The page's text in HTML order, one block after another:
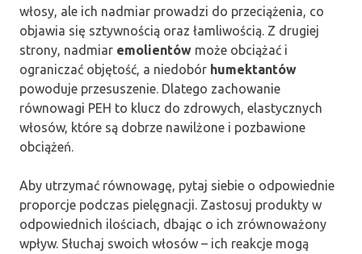
włosy, ale ich nadmiar prowadzi do przeciążenia, co
objawia się sztywnością oraz łamliwością. Z drugiej
strony, nadmiar emolientów może obciążać i
ograniczać objętość, a niedobór humektantów
powoduje przesuszenie. Dlatego zachowanie
równowagi PEH to klucz do zdrowych, elastycznych
włosów, które są dobrze nawilżone i pozbawione
obciążeń.
Aby utrzymać równowagę, pytaj siebie o odpowiednie
proporcje podczas pielęgnacji. Zastosuj produkty w
odpowiednich ilościach, dbając o ich zrównoważony
wpływ. Słuchaj swoich włosów – ich reakcje mogą